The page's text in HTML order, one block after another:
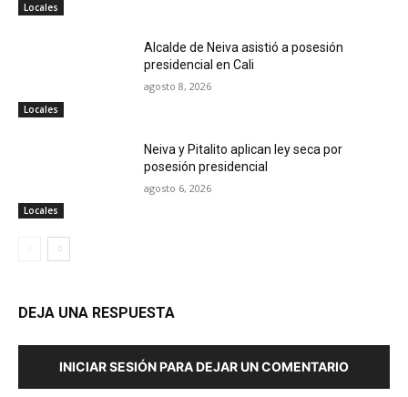
Locales
Locales
Alcalde de Neiva asistió a posesión
presidencial en Cali
agosto 8, 2026
Locales
Neiva y Pitalito aplican ley seca por
posesión presidencial
agosto 6, 2026
DEJA UNA RESPUESTA
INICIAR SESIÓN PARA DEJAR UN COMENTARIO